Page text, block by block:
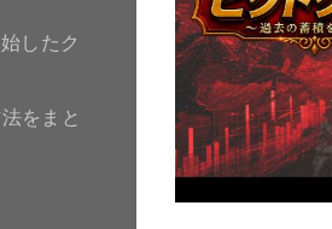
したク
をまと